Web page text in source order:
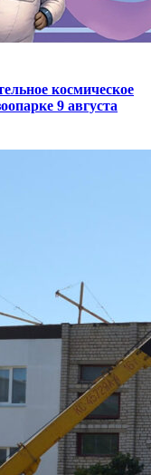
космическое
9 августа